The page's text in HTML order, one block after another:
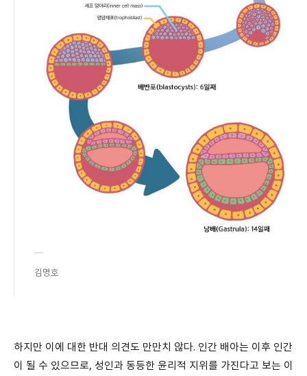
김명호
하지만 이에 대한 반대 의견도 만만치 않다. 인간 배아는 이후 인간
이 될 수 있으므로, 성인과 동등한 윤리적 지위를 가진다고 보는 이